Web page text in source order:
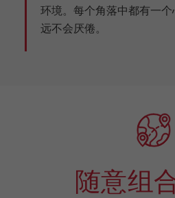
环境。每个角落中都有一
远不会厌倦。
随意组